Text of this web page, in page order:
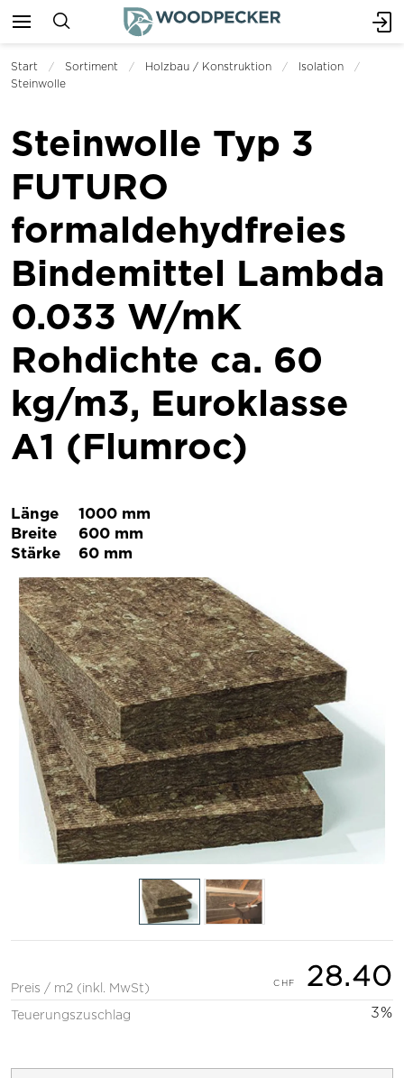
Start Sortiment Holzbau / Konstruktion
Isolation
Steinwolle
Steinwolle Typ 3
FUTURO
formaldehydfreies
Bindemittel Lambda
0.033 W/mK
Rohdichte ca. 60
kg/m3, Euroklasse
A1 (Flumroc)
Länge
1000 mm
Breite
600 mm
Stärke
60 mm
Preis / m2 (inkl. MwSt) 28.40
Teuerungszuschlag 3%